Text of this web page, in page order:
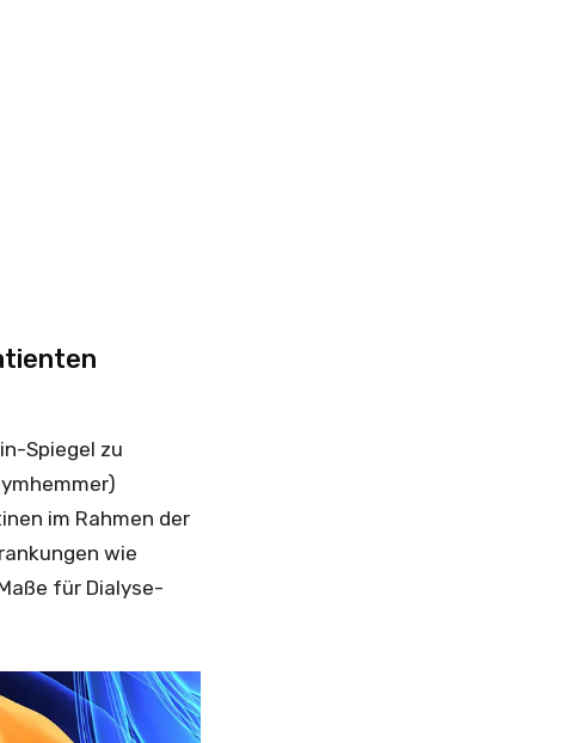
Spiegel zu
im Rahmen der
wie
für Dialyse-